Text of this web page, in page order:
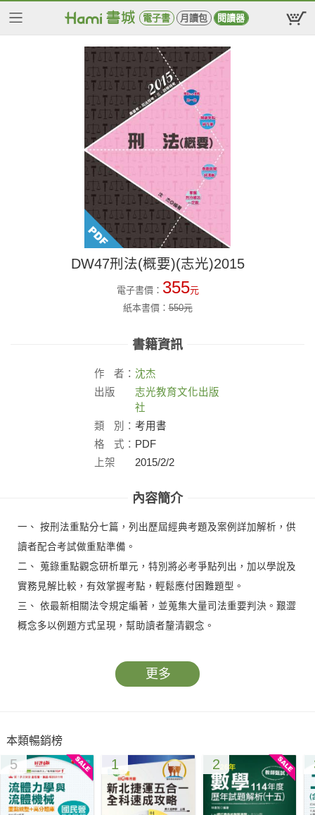
電子書 月讀包 閱讀器
DW47刑法(概要)(志光)2015
電子書價： 355元
紙本書價：550元
書籍資訊
作 者： 沈杰
出版
志光教育文化出版
社
類
別： 考用書
格
式： PDF
上架
2015/2/2
內容簡介
一、 按刑法重點分七篇，列出歷屆經典考題及案例詳加解析，供
讀者配合考試做重點準備。
二、 蒐錄重點觀念研析單元，特別將必考爭點列出，加以學說及
實務見解比較，有效掌握考點，輕鬆應付困難題型。
三、 依最新相關法令規定編著，並蒐集大量司法重要判決。艱澀
概念多以例題方式呈現，幫助讀者釐清觀念。
更多
本類暢銷榜
5 1 2